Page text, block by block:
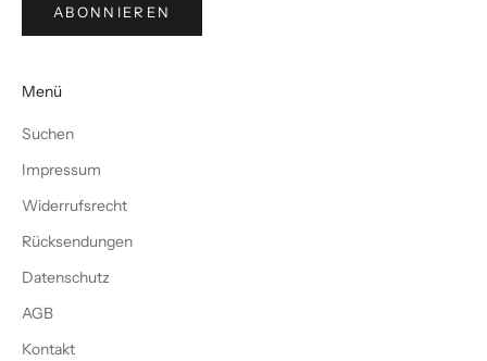
ABONNIEREN
Menü
Suchen
Impressum
Widerrufsrecht
Rücksendungen
Datenschutz
AGB
Kontakt